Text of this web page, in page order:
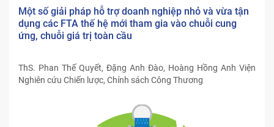
Một số giải pháp hỗ trợ doanh nghiệp nhỏ và vừa tận
dụng các FTA thế hệ mới tham gia vào chuỗi cung
ứng, chuỗi giá trị toàn cầu
ThS. Phan Thế Quyết, Đặng Anh Đào, Hoàng Hồng Anh Viện
Nghiên cứu Chiến lược, Chính sách Công Thương